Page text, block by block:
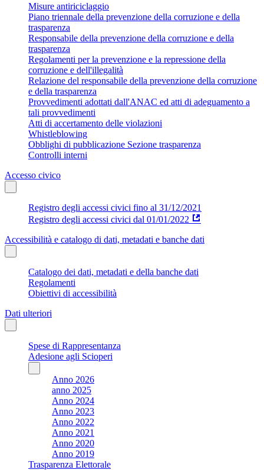
Misure antiriciclaggio
Piano triennale della prevenzione della corruzione e della
trasparenza
Responsabile della prevenzione della corruzione e della
trasparenza
Regolamenti per la prevenzione e la repressione della
corruzione e dell'illegalità
Relazione del responsabile della prevenzione della corruzione
e della trasparenza
Provvedimenti adottati dall'ANAC ed atti di adeguamento a
tali provvedimenti
Atti di accertamento delle violazioni
Whistleblowing
Obblighi di pubblicazione Sezione trasparenza
Controlli interni
Accesso civico
Registro degli accessi civici fino al 31/12/2021
Registro degli accessi civici dal 01/01/2022
Accessibilità e catalogo di dati, metadati e banche dati
Catalogo dei dati, metadati e della banche dati
Regolamenti
Obiettivi di accessibilità
Dati ulteriori
Spese di Rappresentanza
Adesione agli Scioperi
Anno 2026
anno 2025
Anno 2024
Anno 2023
Anno 2022
Anno 2021
Anno 2020
Anno 2019
Trasparenza Elettorale